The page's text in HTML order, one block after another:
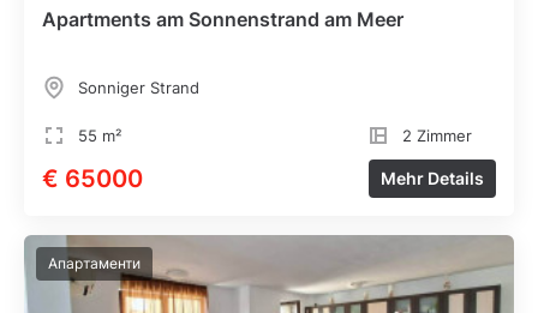
Apartments am Sonnenstrand am Meer
Sonniger Strand
55 m² 2 Zimmer
€ 65000 Mehr Details
Апартаменти